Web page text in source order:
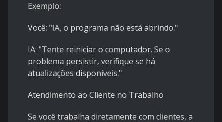
Exemplo:
Você: "IA, o programa não está abrindo."
IA: "Tente reiniciar o computador. Se o
problema persistir, verifique se há
atualizações disponíveis."
Atendimento ao Cliente no Trabalho
Se você trabalha diretamente com clientes, a